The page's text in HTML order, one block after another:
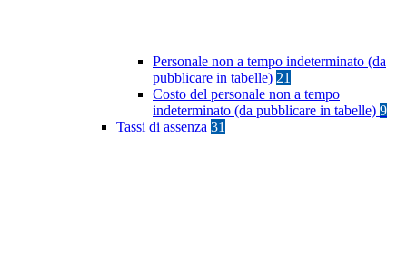
Personale non a tempo indeterminato (da
pubblicare in tabelle) 21
Costo del personale non a tempo
indeterminato (da pubblicare in tabelle) 9
Tassi di assenza 31